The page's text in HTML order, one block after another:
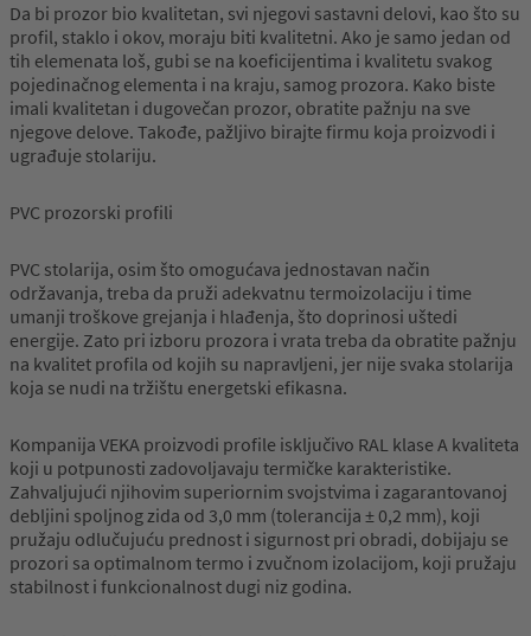
Da bi prozor bio kvalitetan, svi njegovi sastavni delovi, kao što su
profil, staklo i okov, moraju biti kvalitetni. Ako je samo jedan od
tih elemenata loš, gubi se na koeficijentima i kvalitetu svakog
pojedinačnog elementa i na kraju, samog prozora. Kako biste
imali kvalitetan i dugovečan prozor, obratite pažnju na sve
njegove delove. Takođe, pažljivo birajte firmu koja proizvodi i
ugrađuje stolariju.
PVC prozorski profili
PVC stolarija, osim što omogućava jednostavan način
održavanja, treba da pruži adekvatnu termoizolaciju i time
umanji troškove grejanja i hlađenja, što doprinosi uštedi
energije. Zato pri izboru prozora i vrata treba da obratite pažnju
na kvalitet profila od kojih su napravljeni, jer nije svaka stolarija
koja se nudi na tržištu energetski efikasna.
Kompanija VEKA proizvodi profile isključivo RAL klase A kvaliteta
koji u potpunosti zadovoljavaju termičke karakteristike.
Zahvaljujući njihovim superiornim svojstvima i zagarantovanoj
debljini spoljnog zida od 3,0 mm (tolerancija ± 0,2 mm), koji
pružaju odlučujuću prednost i sigurnost pri obradi, dobijaju se
prozori sa optimalnom termo i zvučnom izolacijom, koji pružaju
stabilnost i funkcionalnost dugi niz godina.